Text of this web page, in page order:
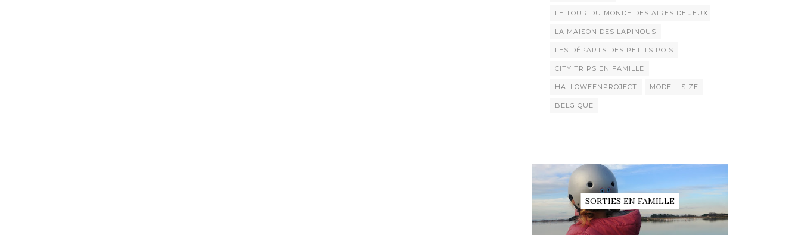
LE TOUR DU MONDE DES AIRES DE JEUX
LA MAISON DES LAPINOUS
LES DÉPARTS DES PETITS POIS
CITY TRIPS EN FAMILLE
HALLOWEENPROJECT MODE + SIZE
BELGIQUE
SORTIES EN FAMILLE